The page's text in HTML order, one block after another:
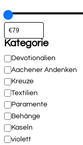
Kategorie
Kategorie
Devotionalien
Aachener Andenken
Kreuze
Textilien
Paramente
Behänge
Kaseln
violett